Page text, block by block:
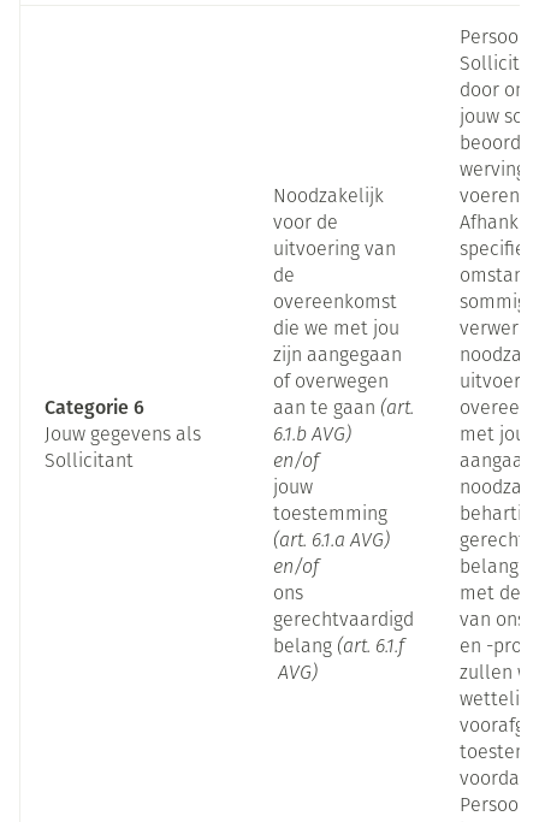
Categorie 6
Jouw gegevens als
Sollicitant
Noodzakelijk
voor de
uitvoering van
de
overeenkomst
die we met jou
zijn aangegaan
of overwegen
aan te gaan (art.
6.1.b AVG)
en/of
jouw
toestemming
(art. 6.1.a AVG)
en/of
ons
gerechtvaardigd
belang (art. 6.1.f
AVG)
door
jouw
voeren.
met jou
met de
van ons
en -
zullen
wettelijk
voordat